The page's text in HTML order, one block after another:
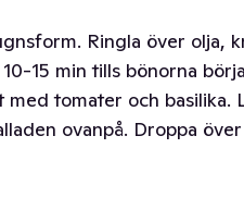
Ringla över olja,
15 min tills bönorna
tomater och basilika.
ovanpå. Droppa